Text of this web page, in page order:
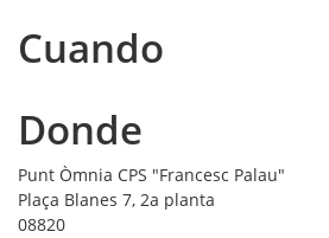
Cuando
Donde
Punt Òmnia CPS "Francesc Palau"
Plaça Blanes 7, 2a planta
08820